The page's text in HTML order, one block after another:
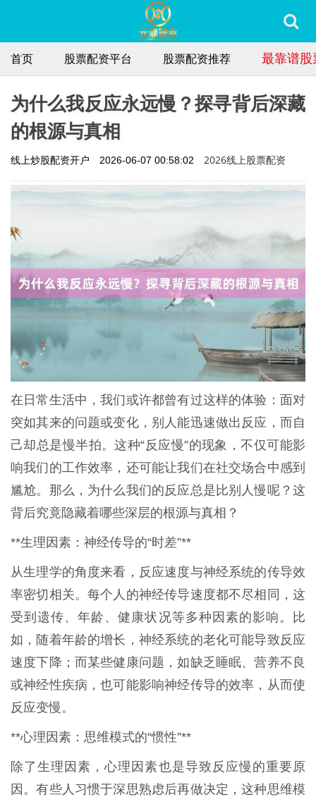
首页 股票配资平台 股票配资推荐 最靠谱
为什么我反应永远慢？探寻背后深藏
的根源与真相
线上炒股配资开户 2026-06-07 00:58:02 2026线上股票配资
在日常生活中，我们或许都曾有过这样的体验：面对
突如其来的问题或变化，别人能迅速做出反应，而自
己却总是慢半拍。这种“反应慢”的现象，不仅可能影
响我们的工作效率，还可能让我们在社交场合中感到
尴尬。那么，为什么我们的反应总是比别人慢呢？这
背后究竟隐藏着哪些深层的根源与真相？
**生理因素：神经传导的“时差”**
从生理学的角度来看，反应速度与神经系统的传导效
率密切相关。每个人的神经传导速度都不尽相同，这
受到遗传、年龄、健康状况等多种因素的影响。比
如，随着年龄的增长，神经系统的老化可能导致反应
速度下降；而某些健康问题，如缺乏睡眠、营养不良
或神经性疾病，也可能影响神经传导的效率，从而使
反应变慢。
**心理因素：思维模式的“惯性”**
除了生理因素，心理因素也是导致反应慢的重要原
因。有些人习惯于深思熟虑后再做决定，这种思维模